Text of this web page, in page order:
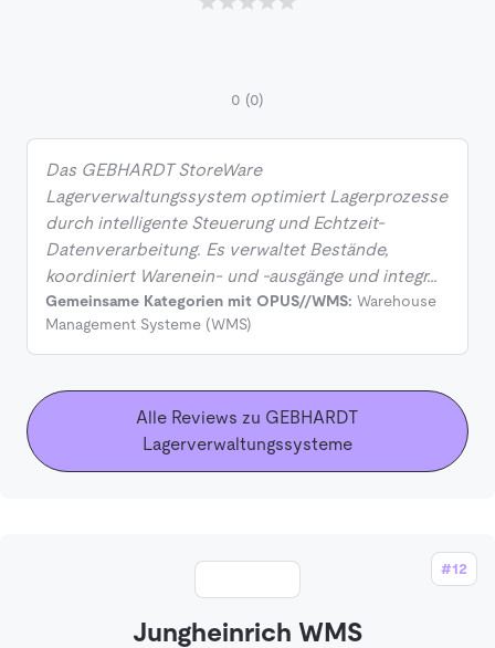
0 (0)
Das GEBHARDT StoreWare
Lagerverwaltungssystem optimiert Lagerprozesse
durch intelligente Steuerung und Echtzeit-
Datenverarbeitung. Es verwaltet Bestände,
koordiniert Warenein- und -ausgänge und integr…
Gemeinsame Kategorien mit OPUS//WMS: Warehouse
Management Systeme (WMS)
Alle Reviews zu GEBHARDT
Lagerverwaltungssysteme
#12
Jungheinrich WMS